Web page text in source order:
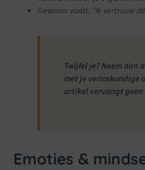
Gewoon voelt: “Ik vertrouw
Twijfel je? Neem dan
met je verloskundige
artikel vervangt geen
Emoties &